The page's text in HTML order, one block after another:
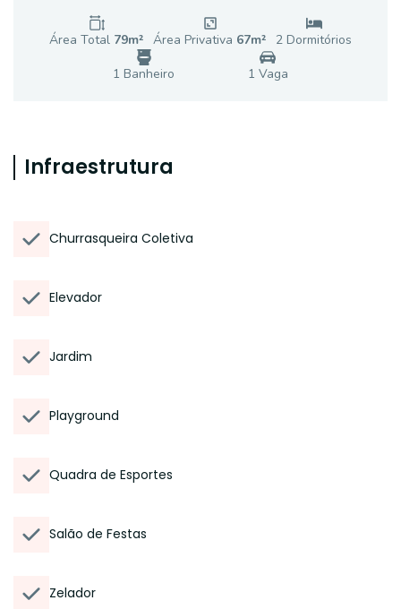
Área Total 79m² Área Privativa 67m² 2 Dormitórios
1 Banheiro 1 Vaga
Infraestrutura
Churrasqueira Coletiva
Elevador
Jardim
Playground
Quadra de Esportes
Salão de Festas
Zelador